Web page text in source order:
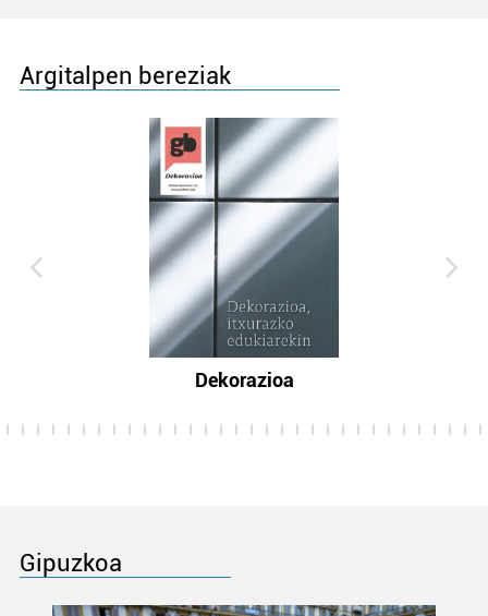
Argitalpen bereziak
Dekorazioa
Gipuzkoa